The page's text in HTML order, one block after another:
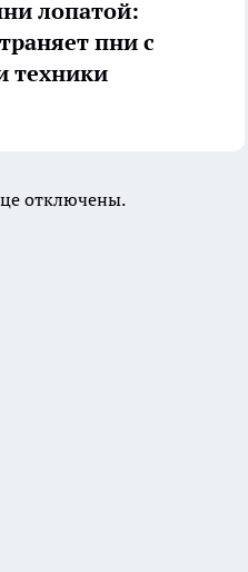
лопатой:
пни с
техники
отключены.